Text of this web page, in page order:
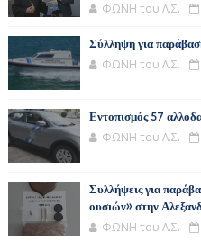
ΦΩΝΗ του Λ.Σ.
Σύλληψη για
ΦΩΝΗ του Λ.Σ.
Εντοπισμός 57
ΦΩΝΗ του Λ.Σ.
Συλλήψεις για
ουσιών» στην
ΦΩΝΗ του Λ.Σ.